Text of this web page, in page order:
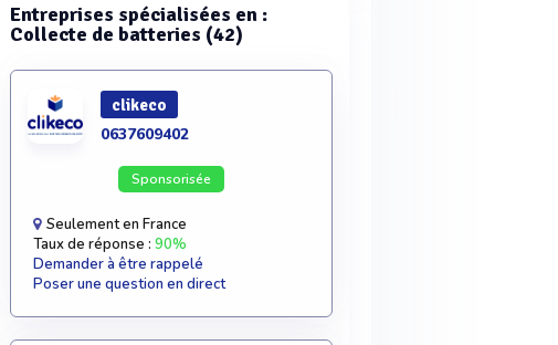
Entreprises spécialisées en :
Collecte de batteries (42)
clikeco
0637609402
Sponsorisée
Seulement en France
Taux de réponse : 90%
Demander à être rappelé
Poser une question en direct